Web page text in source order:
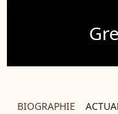
BIOGRAPHIE